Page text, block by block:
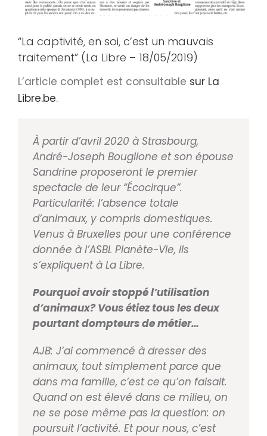
“La captivité, en soi, c’est un mauvais
traitement” (La Libre – 18/05/2019)
L’article complet est consultable sur La
Libre.be.
À partir d’avril 2020 à Strasbourg,
André-­Joseph Bouglione et son épouse
Sandrine proposeront le premier
spectacle de leur “Écocirque”.
Particularité: l’absence totale
d’animaux, y compris domestiques.
Venus à Bruxelles pour une conférence
donnée à l’ASBL Planète­-Vie, ils
s’expliquent à La Libre.
Pourquoi avoir stoppé l’utilisation
d’animaux? Vous étiez tous les deux
pourtant dompteurs de métier…
AJB: J’ai commencé à dresser des
animaux, tout simplement parce que
dans ma famille, c’est ce qu’on faisait.
Quand on est élevé dans ce milieu, on
ne se pose même pas la question: on
poursuit l’activité. Et pournous, c’est